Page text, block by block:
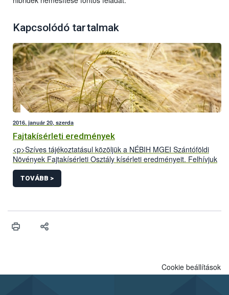
Kapcsolódó tartalmak
2016. január 20, szerda
Fajtakísérleti eredmények
<p>Szíves tájékoztatásul közöljük a NÉBIH MGEI Szántóföldi
Növények Fajtakísérleti Osztály kísérleti eredményeit. Felhívjuk
figyelmüket, hogy az itt megjelentetett adatok szakmai
tartalmáért csak&nbsp; az általunk közzétett formában vállaljuk
a felelősséget. A&nbsp; NÉBIHMGEI nem vállal
TOVÁBB >
Cookie beállítások